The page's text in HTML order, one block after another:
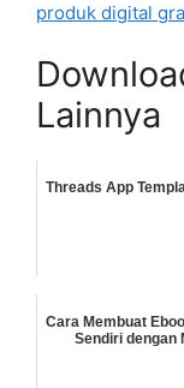
produk digital
Lainnya
Threads App
Cara Membuat
Sendiri dengan